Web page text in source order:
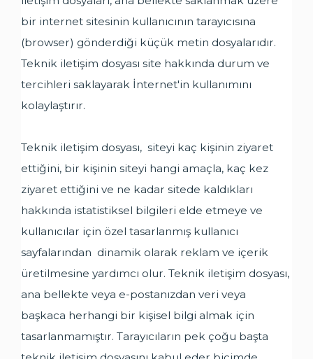
bir internet sitesinin kullanıcının tarayıcısına
(browser) gönderdiği küçük metin dosyalarıdır.
Teknik iletişim dosyası site hakkında durum ve
tercihleri saklayarak İnternet'in kullanımını
kolaylaştırır.
Teknik iletişim dosyası, siteyi kaç kişinin ziyaret
ettiğini, bir kişinin siteyi hangi amaçla, kaç kez
ziyaret ettiğini ve ne kadar sitede kaldıkları
hakkında istatistiksel bilgileri elde etmeye ve
kullanıcılar için özel tasarlanmış kullanıcı
sayfalarından dinamik olarak reklam ve içerik
üretilmesine yardımcı olur. Teknik iletişim dosyası,
ana bellekte veya e-postanızdan veri veya
başkaca herhangi bir kişisel bilgi almak için
tasarlanmamıştır. Tarayıcıların pek çoğu başta